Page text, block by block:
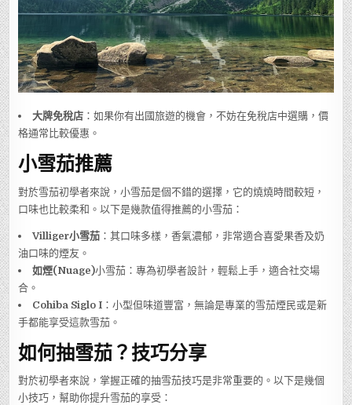
大牌免稅店 ：如果你有出國旅遊的機會，不妨在免稅店中選購，價
格通常比較優惠。
小雪茄推薦
對於雪茄初學者來說，小雪茄是個不錯的選擇，它的燒燒時間較短，
口味也比較柔和。以下是幾款值得推薦的小雪茄：
Villiger小雪茄 ：其口味多樣，香氣濃郁，非常適合喜愛果香及奶
油口味的煙友。
如煙(Nuage)小雪茄：專為初學者設計，輕鬆上手，適合社交場
合。
Cohiba Siglo I ：小型但味道豐富，無論是專業的雪茄煙民或是新
手都能享受這款雪茄。
如何抽雪茄？技巧分享
對於初學者來說，掌握正確的抽雪茄技巧是非常重要的。以下是幾個
小技巧，幫助你提升雪茄的享受：